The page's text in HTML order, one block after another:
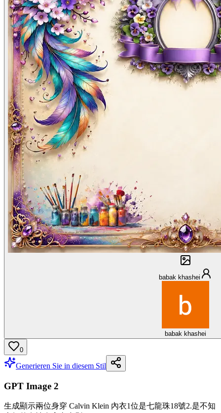
babak khashei
babak khashei
0
Generieren Sie in diesem Stil
GPT Image 2
生成顯示兩位身穿 Calvin Klein 內衣1位是七龍珠18號2.是不知